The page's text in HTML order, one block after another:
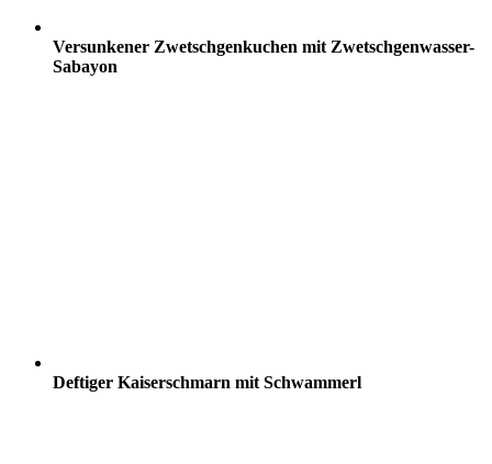
Versunkener Zwetschgenkuchen mit Zwetschgenwasser-
Sabayon
Deftiger Kaiserschmarn mit Schwammerl